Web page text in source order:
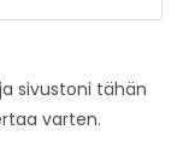
sivustoni tähän
varten.